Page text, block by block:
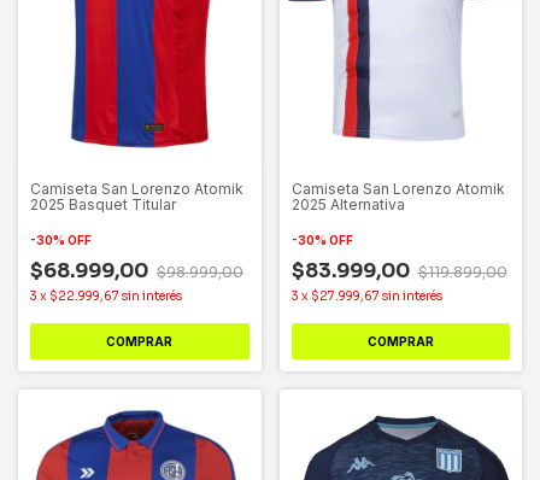
Camiseta San Lorenzo Atomik
2025 Basquet Titular
-30% OFF
$68.999,00 $98.999,00
3 x $22.999,67 sin interés
COMPRAR
Camiseta San Lorenzo Atomik
2025 Alternativa
-30% OFF
$83.999,00 $119.899,00
3 x $27.999,67 sin interés
COMPRAR